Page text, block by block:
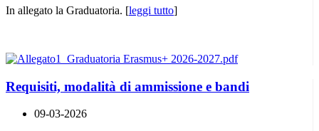
In allegato la Graduatoria. [leggi tutto]
Requisiti, modalità di ammissione e bandi
09-03-2026